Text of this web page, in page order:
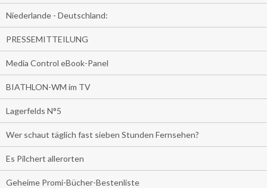
Niederlande - Deutschland:
PRESSEMITTEILUNG
Media Control eBook-Panel
BIATHLON-WM im TV
Lagerfelds N°5
Wer schaut täglich fast sieben Stunden Fernsehen?
Es Pilchert allerorten
Geheime Promi-Bücher-Bestenliste